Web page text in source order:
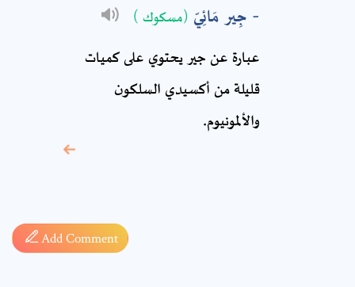
جِير مَائِيّ (مسكوك )
عبارة عن جير يحتوي على كميات
قليلة من أكسيدي السلكون
والألمونيوم.
Add Comment